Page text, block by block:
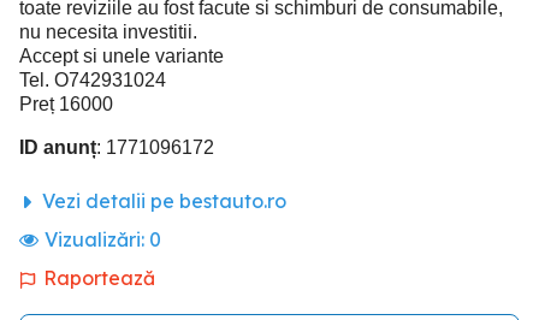
toate reviziile au fost facute si schimburi de consumabile,
nu necesita investitii.
Accept si unele variante
Tel. O742931024
Preț 16000
ID anunț: 1771096172
Vezi detalii pe bestauto.ro
Vizualizări: 0
Raportează